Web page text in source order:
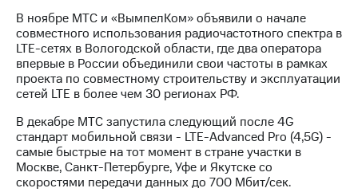
В ноябре МТС и «ВымпелКом» объявили о начале
совместного использования радиочастотного спектра в
LTE-сетях в Вологодской области, где два оператора
впервые в России объединили свои частоты в рамках
проекта по совместному строительству и эксплуатации
сетей LTE в более чем 30 регионах РФ.
В декабре МТС запустила следующий после 4G
стандарт мобильной связи - LTE-Advanced Pro (4,5G) -
самые быстрые на тот момент в стране участки в
Москве, Санкт-Петербурге, Уфе и Якутске cо
скоростями передачи данных до 700 Мбит/сек.